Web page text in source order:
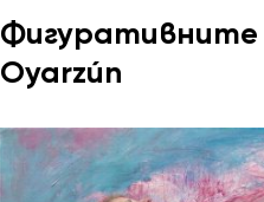
Фигуративните
Oyarzún